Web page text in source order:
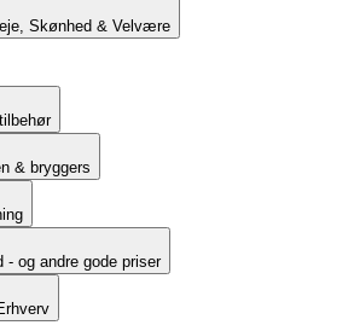
Skønhed & Velvære
& bryggers
- og andre gode priser